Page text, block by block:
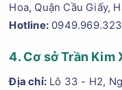
Hoa, Quận Cầu Giấy,
Hotline: 0949.969.323
4. Cơ sở Trần Kim
Địa chỉ: Lô 33 - H2,